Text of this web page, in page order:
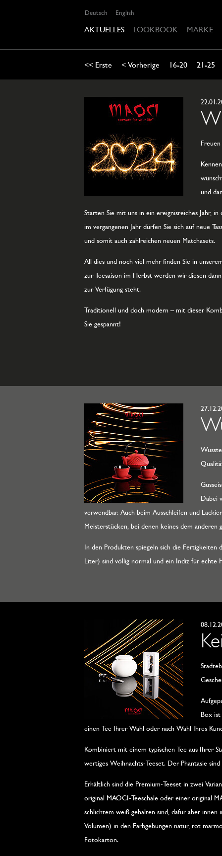
AKTUELLES LOOKBOOK MARKE
<< Erste < Vorherige 16-20 21-25
und
Starten Sie mit uns in ein ereignisreiches Jahr,
im vergangenen Jahr dürfen Sie sich auf neue
und somit auch zahlreichen neuen Matchasets.
All dies und noch viel mehr finden Sie in
zur Teesaison im Herbst werden wir diesen
zur Verfügung steht.
Traditionell und doch modern – mit dieser
Sie gespannt!
Dabei
verwendbar. Auch beim Ausschleifen und
Meisterstücken, bei denen keines dem anderen
In den Produkten spiegeln sich die Fertigkeiten
Liter) sind völlig normal und ein Indiz für echte
Box ist
einen Tee Ihrer Wahl oder nach Wahl Ihres
Kombiniert mit einem typischen Tee aus Ihrer
wertiges Weihnachts-Teeset. Der Phantasie
Erhältlich sind die Premium-Teeset in zwei
original MAOCI-Teeschale oder einer original
schlichtem weiß gehalten sind, dafür aber
Volumen) in den Farbgebungen natur, rot
Fotokarton.
Deutsch English